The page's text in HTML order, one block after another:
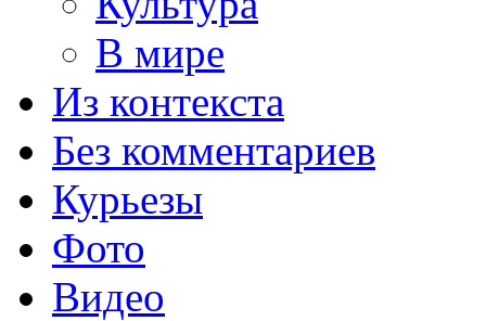
В мире
Из контекста
Без комментариев
Курьезы
Фото
Видео